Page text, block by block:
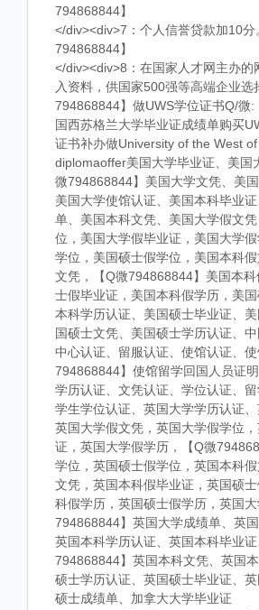
794868844】
</div><div>7：个人信誉贷款加10分
794868844】
</div><div>8：在国家人才网主办的
入资料，供国家500强等高端企业选
794868844】做UWS学位证书Q/微
国西苏格兰大学毕业证成绩单购买
证书补办做University of the West
diplomaoffer美国大学毕业证、美国
微794868844】美国大学文凭、美国
美国大学使馆认证、美国本科毕业
单、美国本科文凭、美国大学假文
位，美国大学假毕业证，美国大学
学位，美国硕士假学位，美国本科
文凭，【Q微794868844】美国本
士假毕业证，美国本科假学历，美
本科学历认证、美国硕士毕业证、
国硕士文凭、美国硕士学历认证、
中心认证、留服认证、使馆认证、
794868844】使馆留学回国人员证明
学历认证、文凭认证、学位认证、
学生学位认证、英国大学学历认证、
英国大学假文凭，英国大学假学位
证，英国大学假学历，【Q微
学位，英国硕士假学位，英国本科
文凭，英国本科假毕业证，英国硕
科假学历，英国硕士假学历，英国
794868844】英国大学成绩单、英国
英国本科学历认证、英国本科毕业
794868844】英国本科文凭、英国
硕士学历认证、英国硕士毕业证、
硕士成绩单、加拿大大学毕业证